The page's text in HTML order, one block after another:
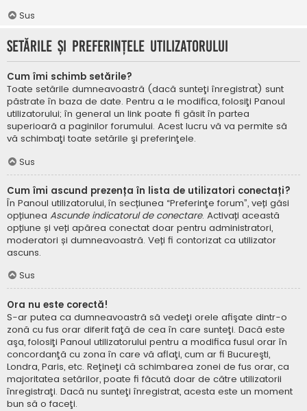
Sus
Setările şi preferinţele utilizatorului
Cum îmi schimb setările?
Toate setările dumneavoastră (dacă sunteţi înregistrat) sunt
păstrate în baza de date. Pentru a le modifica, folosiţi Panoul
utilizatorului; în general un link poate fi găsit în partea
superioară a paginilor forumului. Acest lucru vă va permite să
vă schimbaţi toate setările şi preferinţele.
Sus
Cum îmi ascund prezența în lista de utilizatori conectați?
În Panoul utilizatorului, în secțiunea “Preferinţe forum”, veți găsi
opțiunea Ascunde indicatorul de conectare. Activați această
opțiune și veți apărea conectat doar pentru administratori,
moderatori și dumneavoastră. Veți fi contorizat ca utilizator
ascuns.
Sus
Ora nu este corectă!
S-ar putea ca dumneavoastră să vedeţi orele afişate dintr-o
zonă cu fus orar diferit faţă de cea în care sunteţi. Dacă este
aşa, folosiţi Panoul utilizatorului pentru a modifica fusul orar în
concordanţă cu zona în care vă aflaţi, cum ar fi Bucureşti,
Londra, Paris, etc. Reţineţi că schimbarea zonei de fus orar, ca
majoritatea setărilor, poate fi făcută doar de către utilizatorii
înregistraţi. Dacă nu sunteţi înregistrat, acesta este un moment
bun să o faceţi.